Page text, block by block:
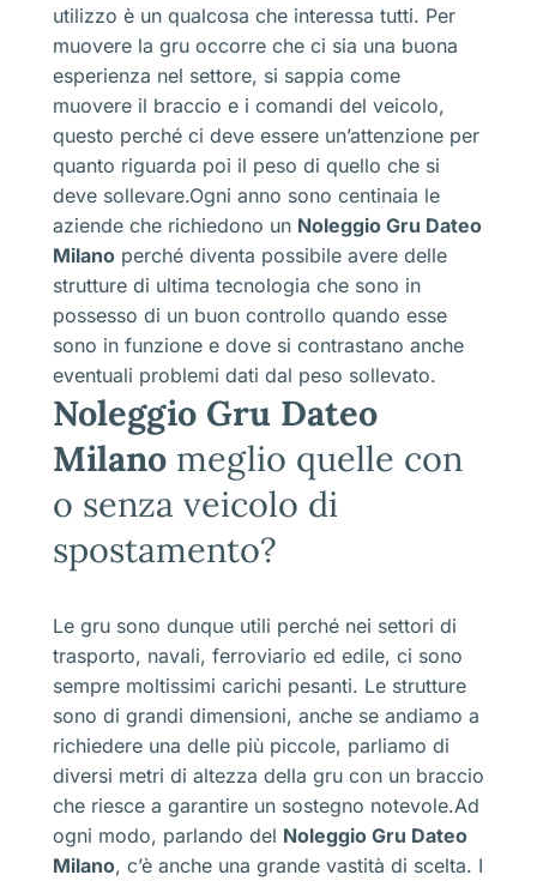
utilizzo è un qualcosa che interessa tutti. Per
muovere la gru occorre che ci sia una buona
esperienza nel settore, si sappia come
muovere il braccio e i comandi del veicolo,
questo perché ci deve essere un’attenzione per
quanto riguarda poi il peso di quello che si
deve sollevare.Ogni anno sono centinaia le
aziende che richiedono un Noleggio Gru Dateo
Milano perché diventa possibile avere delle
strutture di ultima tecnologia che sono in
possesso di un buon controllo quando esse
sono in funzione e dove si contrastano anche
eventuali problemi dati dal peso sollevato.
Noleggio Gru Dateo
Milano meglio quelle con
o senza veicolo di
spostamento?
Le gru sono dunque utili perché nei settori di
trasporto, navali, ferroviario ed edile, ci sono
sempre moltissimi carichi pesanti. Le strutture
sono di grandi dimensioni, anche se andiamo a
richiedere una delle più piccole, parliamo di
diversi metri di altezza della gru con un braccio
che riesce a garantire un sostegno notevole.Ad
ogni modo, parlando del Noleggio Gru Dateo
Milano, c’è anche una grande vastità di scelta. I